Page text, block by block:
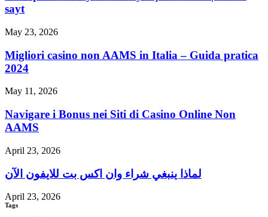
sayt
May 23, 2026
Migliori casino non AAMS in Italia – Guida pratica
2024
May 11, 2026
Navigare i Bonus nei Siti di Casino Online Non
AAMS
April 23, 2026
لماذا ينبغي شراء وان اكس بت للايفون الآن
April 23, 2026
Tags